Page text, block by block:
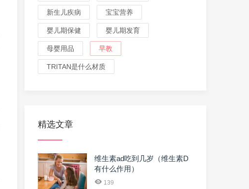
新生儿疾病 宝宝营养
婴儿期保健 婴儿期发育
母婴用品 早教
TRITAN是什么材质
精选文章
维生素ad吃到几岁（维生素D
有什么作用）
139